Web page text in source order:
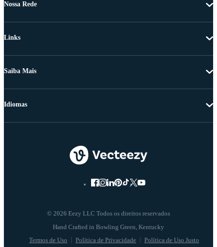
Nossa Rede
Links
Saiba Mais
© 2026 Eezy LLC Todos os direitos reservados
Termos de Uso Política de Privacidade Política de Uso Justo
Idiomas